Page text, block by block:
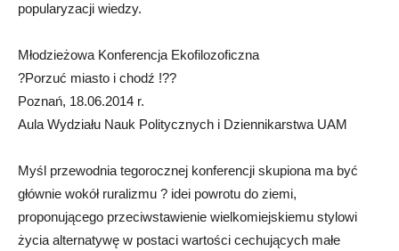
popularyzacji wiedzy.
Młodzieżowa Konferencja Ekofilozoficzna
?Porzuć miasto i chodź !??
Poznań, 18.06.2014 r.
Aula Wydziału Nauk Politycznych i Dziennikarstwa UAM
Myśl przewodnia tegorocznej konferencji skupiona ma być
głównie wokół ruralizmu ? idei powrotu do ziemi,
proponującego przeciwstawienie wielkomiejskiemu stylowi
życia alternatywę w postaci wartości cechujących małe